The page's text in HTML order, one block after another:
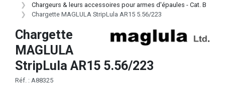
Chargeurs & leurs accessoires pour armes d'épaules - Cat. B
Chargette MAGLULA StripLula AR15 5.56/223
Chargette
MAGLULA
StripLula AR15 5.56/223
Réf. : A88325